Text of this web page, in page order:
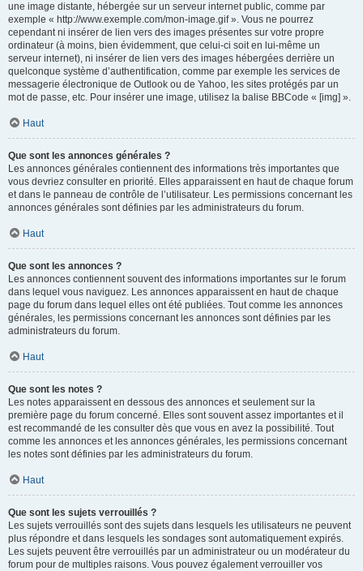
une image distante, hébergée sur un serveur internet public, comme par
exemple « http://www.exemple.com/mon-image.gif ». Vous ne pourrez
cependant ni insérer de lien vers des images présentes sur votre propre
ordinateur (à moins, bien évidemment, que celui-ci soit en lui-même un
serveur internet), ni insérer de lien vers des images hébergées derrière un
quelconque système d’authentification, comme par exemple les services de
messagerie électronique de Outlook ou de Yahoo, les sites protégés par un
mot de passe, etc. Pour insérer une image, utilisez la balise BBCode « [img] ».
Haut
Que sont les annonces générales ?
Les annonces générales contiennent des informations très importantes que
vous devriez consulter en priorité. Elles apparaissent en haut de chaque forum
et dans le panneau de contrôle de l’utilisateur. Les permissions concernant les
annonces générales sont définies par les administrateurs du forum.
Haut
Que sont les annonces ?
Les annonces contiennent souvent des informations importantes sur le forum
dans lequel vous naviguez. Les annonces apparaissent en haut de chaque
page du forum dans lequel elles ont été publiées. Tout comme les annonces
générales, les permissions concernant les annonces sont définies par les
administrateurs du forum.
Haut
Que sont les notes ?
Les notes apparaissent en dessous des annonces et seulement sur la
première page du forum concerné. Elles sont souvent assez importantes et il
est recommandé de les consulter dès que vous en avez la possibilité. Tout
comme les annonces et les annonces générales, les permissions concernant
les notes sont définies par les administrateurs du forum.
Haut
Que sont les sujets verrouillés ?
Les sujets verrouillés sont des sujets dans lesquels les utilisateurs ne peuvent
plus répondre et dans lesquels les sondages sont automatiquement expirés.
Les sujets peuvent être verrouillés par un administrateur ou un modérateur du
forum pour de multiples raisons. Vous pouvez également verrouiller vos